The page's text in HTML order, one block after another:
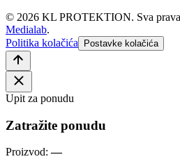
© 2026 KL PROTEKTION. Sva
Medialab.
Politika kolačića
Postavke kolačića
Upit za ponudu
Zatražite ponudu
Proizvod:—